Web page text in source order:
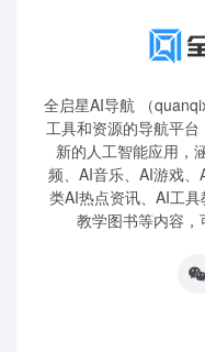
全启星AI导航 （
工具和资源的导航平
新的人工智能应用，
频、AI音乐、AI游戏
类AI热点资讯、AI工
教学图书等内容，